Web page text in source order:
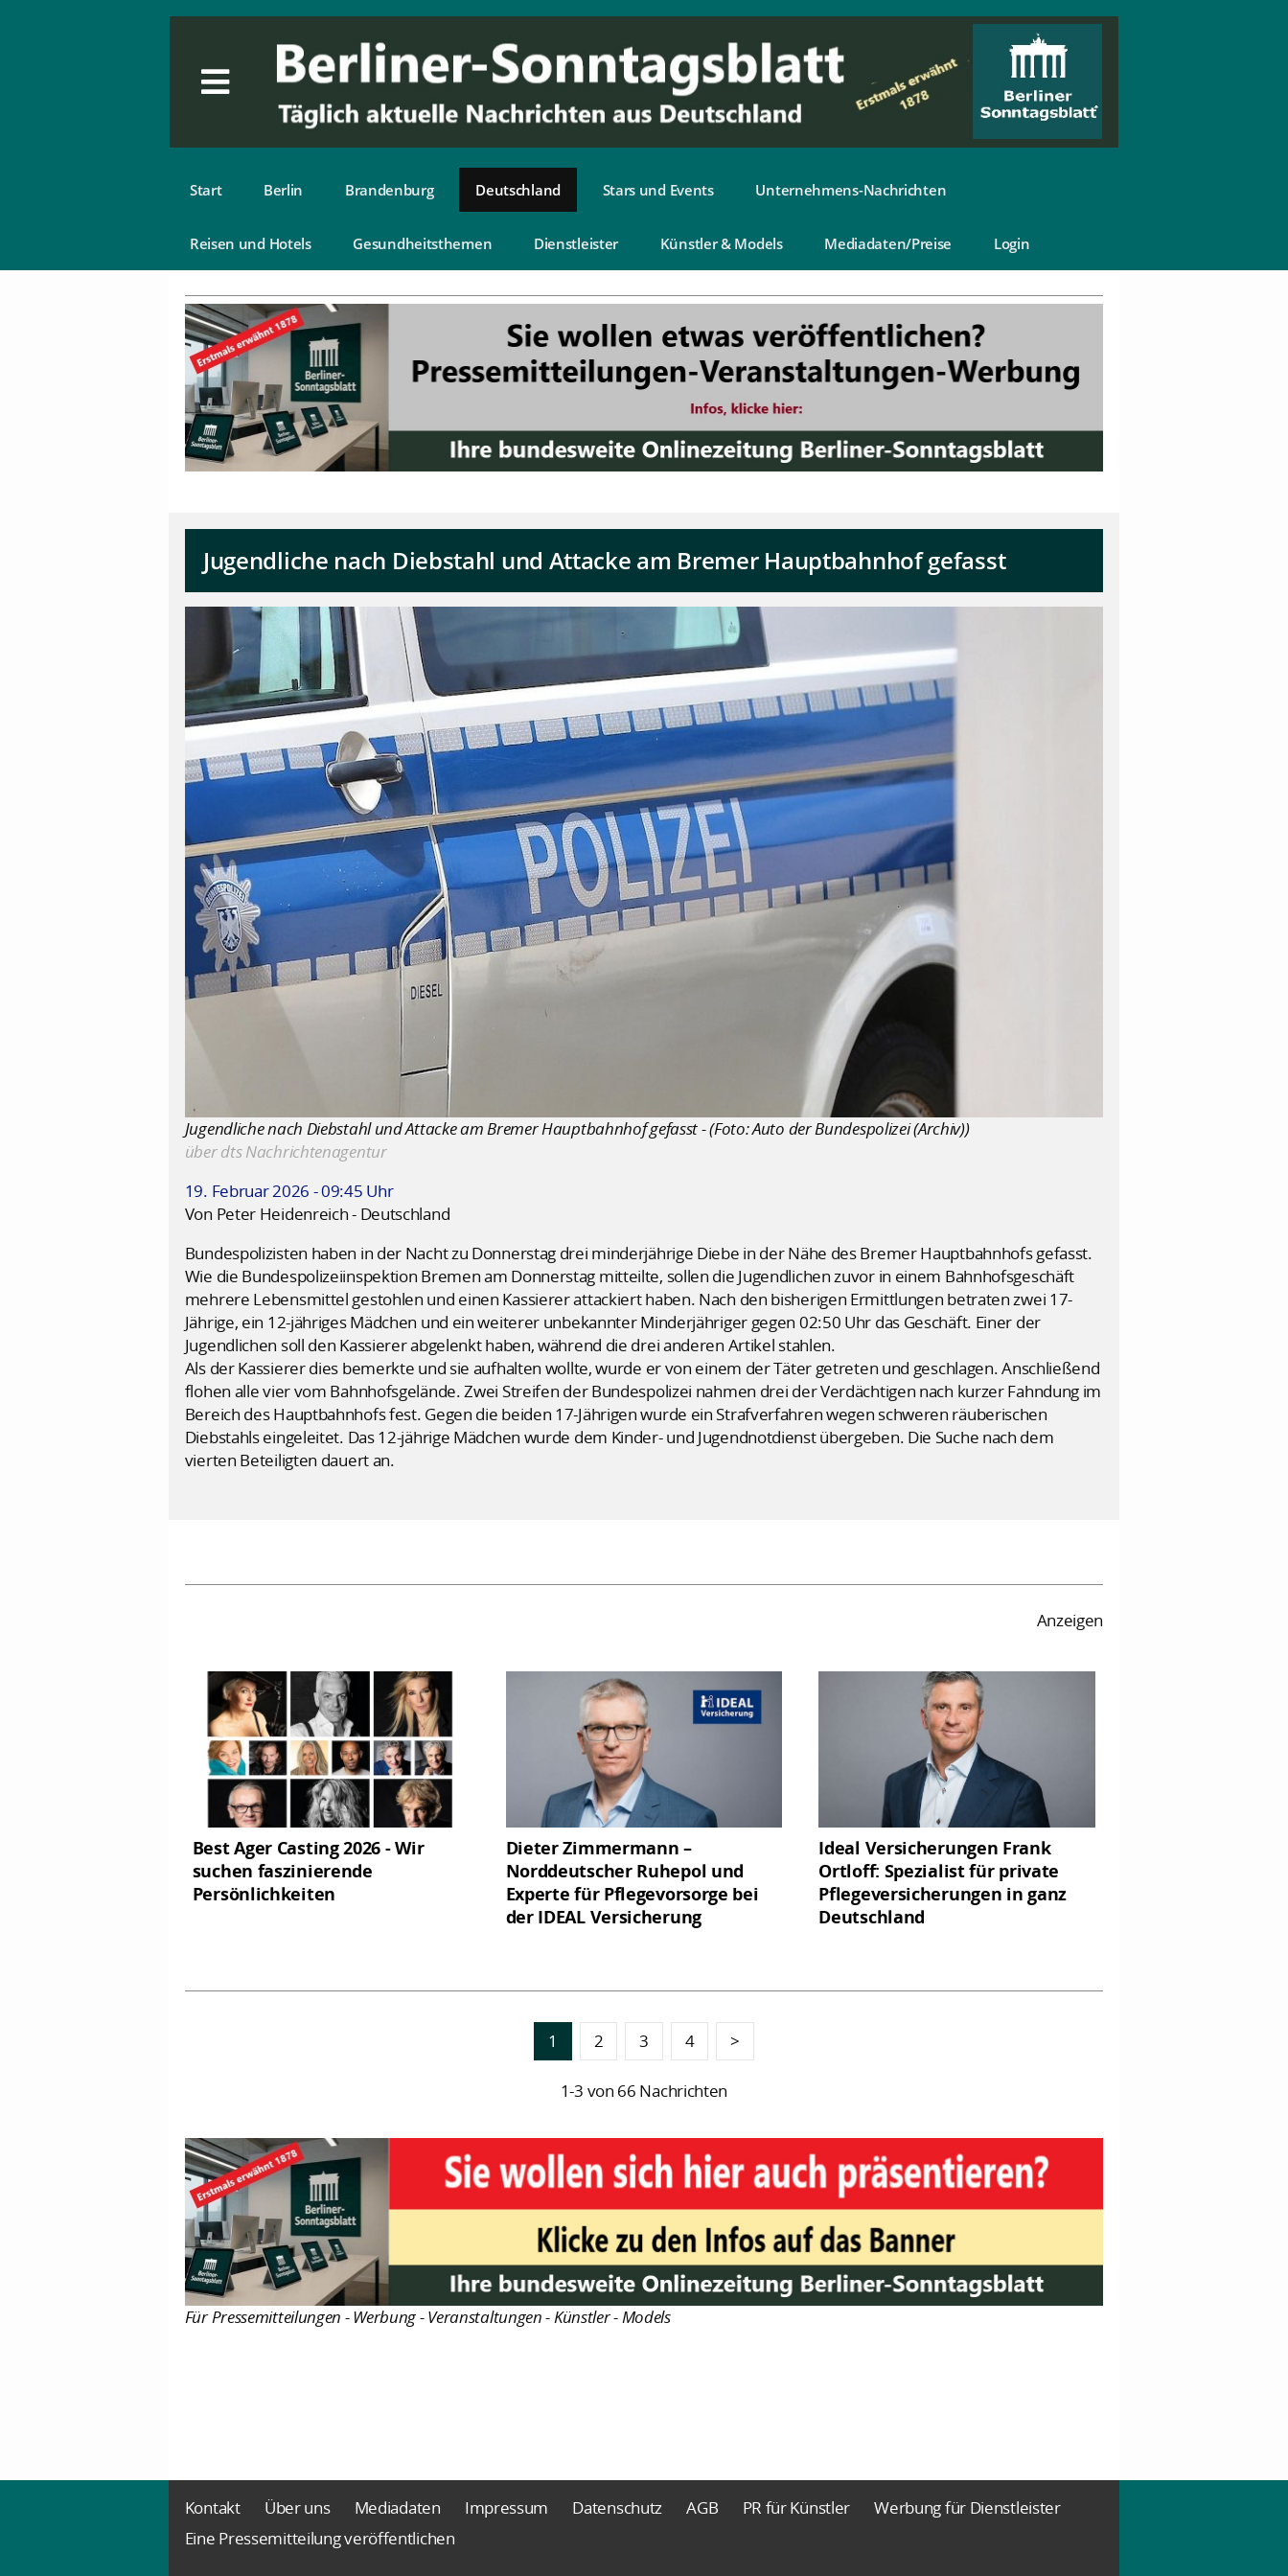
Start Berlin Brandenburg Deutschland Stars und Events Unternehmens-Nachrichten
Reisen und Hotels Gesundheitsthemen Dienstleister Künstler & Models Mediadaten/Preise Login
Jugendliche nach Diebstahl und Attacke am Bremer Hauptbahnhof gefasst
Jugendliche nach Diebstahl und Attacke am Bremer Hauptbahnhof gefasst - (Foto: Auto der Bundespolizei (Archiv))
über dts Nachrichtenagentur
19. Februar 2026 - 09:45 Uhr
Von Peter Heidenreich - Deutschland
Bundespolizisten haben in der Nacht zu Donnerstag drei minderjährige Diebe in der Nähe des Bremer Hauptbahnhofs gefasst.
Wie die Bundespolizeiinspektion Bremen am Donnerstag mitteilte, sollen die Jugendlichen zuvor in einem Bahnhofsgeschäft
mehrere Lebensmittel gestohlen und einen Kassierer attackiert haben. Nach den bisherigen Ermittlungen betraten zwei 17-
Jährige, ein 12-jähriges Mädchen und ein weiterer unbekannter Minderjähriger gegen 02:50 Uhr das Geschäft. Einer der
Jugendlichen soll den Kassierer abgelenkt haben, während die drei anderen Artikel stahlen.
Als der Kassierer dies bemerkte und sie aufhalten wollte, wurde er von einem der Täter getreten und geschlagen. Anschließend
flohen alle vier vom Bahnhofsgelände. Zwei Streifen der Bundespolizei nahmen drei der Verdächtigen nach kurzer Fahndung im
Bereich des Hauptbahnhofs fest. Gegen die beiden 17-Jährigen wurde ein Strafverfahren wegen schweren räuberischen
Diebstahls eingeleitet. Das 12-jährige Mädchen wurde dem Kinder- und Jugendnotdienst übergeben. Die Suche nach dem
vierten Beteiligten dauert an.
Anzeigen
Best Ager Casting 2026 - Wir
suchen faszinierende
Persönlichkeiten
Dieter Zimmermann –
Norddeutscher Ruhepol und
Experte für Pflegevorsorge bei
der IDEAL Versicherung
Ideal Versicherungen Frank
Ortloff: Spezialist für private
Pflegeversicherungen in ganz
Deutschland
1 2 3 4 >
1-3 von 66 Nachrichten
Für Pressemitteilungen - Werbung - Veranstaltungen - Künstler - Models
Kontakt Über uns Mediadaten Impressum Datenschutz AGB PR für Künstler
Werbung für Dienstleister
Eine Pressemitteilung veröffentlichen